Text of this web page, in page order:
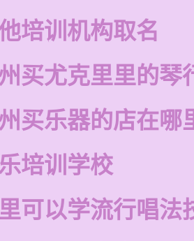
培训机构取名
买尤克里里的琴
买乐器的店在哪
培训学校
可以学流行唱法